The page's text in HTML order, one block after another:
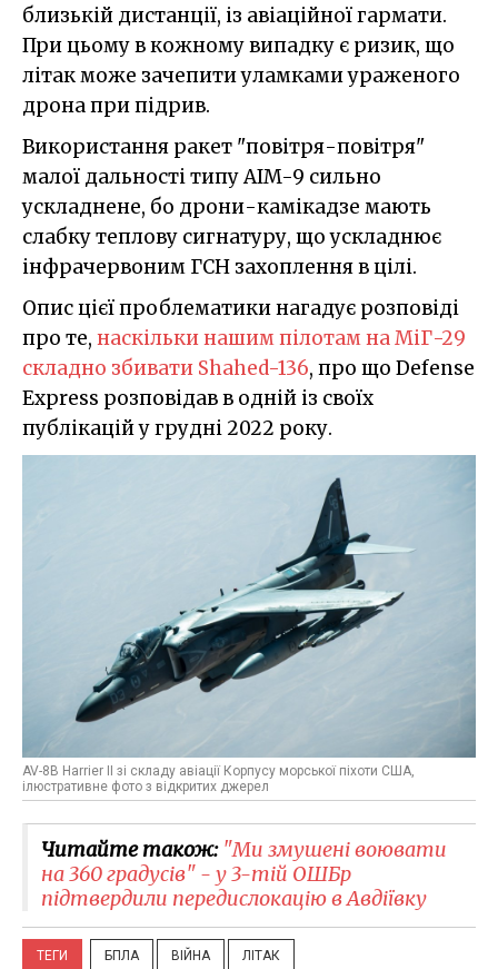
близькій дистанції, із авіаційної гармати.
При цьому в кожному випадку є ризик, що
літак може зачепити уламками ураженого
дрона при підрив.
Використання ракет "повітря-повітря"
малої дальності типу AIM-9 сильно
ускладнене, бо дрони-камікадзе мають
слабку теплову сигнатуру, що ускладнює
інфрачервоним ГСН захоплення в цілі.
Опис цієї проблематики нагадує розповіді
про те, наскільки нашим пілотам на МіГ-29
складно збивати Shahed-136, про що Defense
Express розповідав в одній із своїх
публікацій у грудні 2022 року.
AV-8B Harrier II зі складу авіації Корпусу морської піхоти США,
ілюстративне фото з відкритих джерел
Читайте також: "Ми змушені воювати
на 360 градусів" - у 3-тій ОШБр
підтвердили передислокацію в Авдіївку
ТЕГИ БПЛА ВІЙНА ЛІТАК